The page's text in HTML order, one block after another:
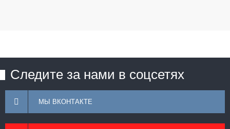
Следите за нами в соцсетях
МЫ ВКОНТАКТЕ